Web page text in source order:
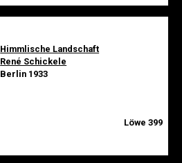
Himmlische Landschaft
René Schickele
Berlin 1933
Löwe 399